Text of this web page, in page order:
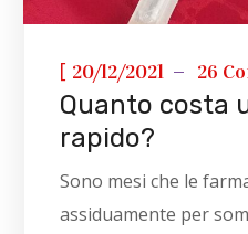
[ 20/12/2021 26
Quanto costa
rapido?
Sono mesi che le
assiduamente per